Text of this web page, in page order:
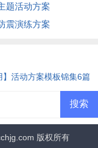
题活动方案
震演练方案
】活动方案模板锦集6篇
版权所有